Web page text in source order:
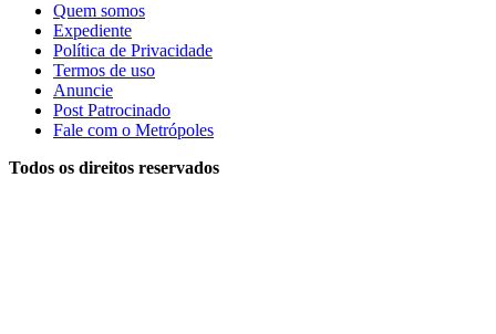
Quem somos
Expediente
Política de Privacidade
Termos de uso
Anuncie
Post Patrocinado
Fale com o Metrópoles
Todos os direitos reservados